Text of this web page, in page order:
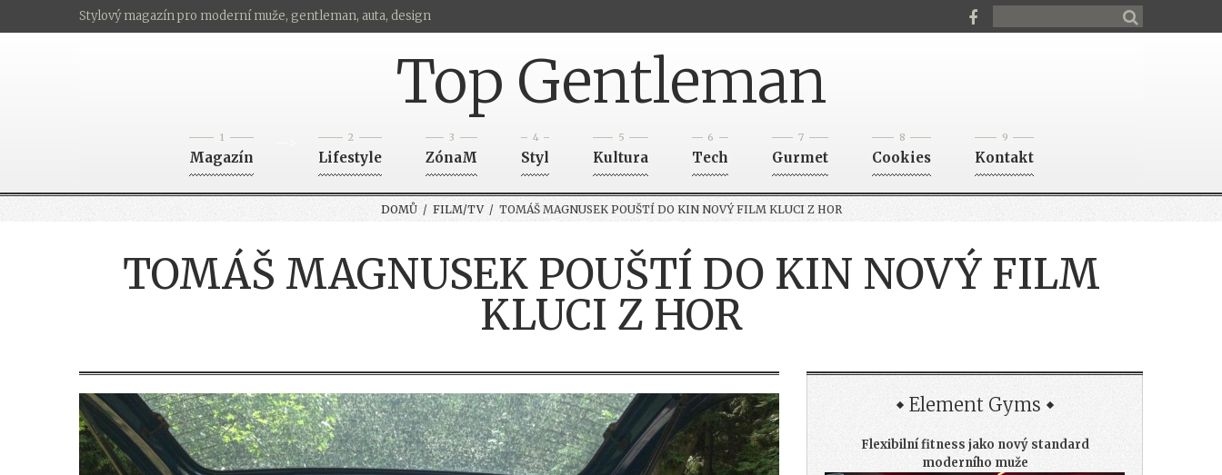
Stylový magazín pro moderní muže, gentleman, auta, design
Top Gentleman
1
Magazín
2
Lifestyle
3
ZónaM
4
Styl
5
Kultura
6
Tech
7
Gurmet
8
Cookies
9
Kontakt
DOMŮ/ FILM/TV/ TOMÁŠ MAGNUSEK POUŠTÍ DO KIN NOVÝ FILM KLUCI Z HOR
TOMÁŠ MAGNUSEK POUŠTÍ DO KIN NOVÝ FILM
KLUCI Z HOR
Element Gyms
Flexibilní fitness jako nový standard
moderního muže